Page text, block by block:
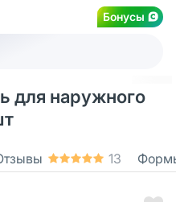
Бонусы
для наружного
13